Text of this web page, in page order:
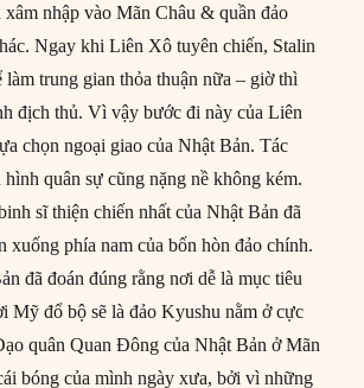
xâm nhập vào Mãn Châu & quần đảo
Ngay khi Liên Xô tuyên chiến, Stalin
làm trung gian thỏa thuận nữa – giờ thì
địch thủ. Vì vậy bước đi này của Liên
chọn ngoại giao của Nhật Bản. Tác
quân sự cũng nặng nề không kém.
sĩ thiện chiến nhất của Nhật Bản đã
xuống phía nam của bốn hòn đảo chính.
đã đoán đúng rằng nơi dễ là mục tiêu
Mỹ đổ bộ sẽ là đảo Kyushu nằm ở cực
quân Quan Đông của Nhật Bản ở Mãn
bóng của mình ngày xưa, bởi vì những